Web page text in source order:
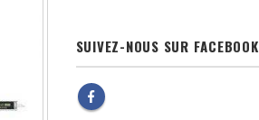
SUIVEZ-NOUS SUR FACEBOOK